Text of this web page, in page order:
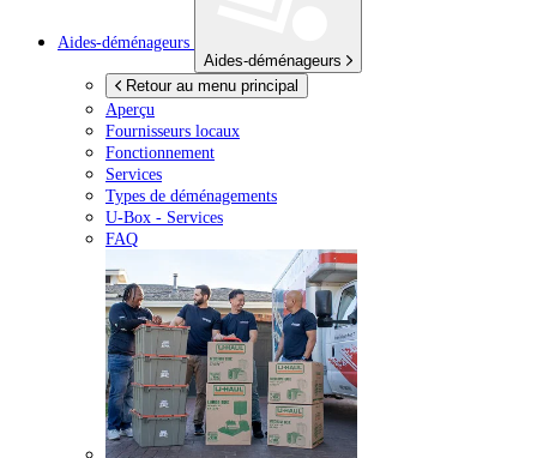
Aides-déménageurs
Aides-déménageurs
Retour au menu principal
Aperçu
Fournisseurs locaux
Fonctionnement
Services
Types de déménagements
U-Box - Services
FAQ